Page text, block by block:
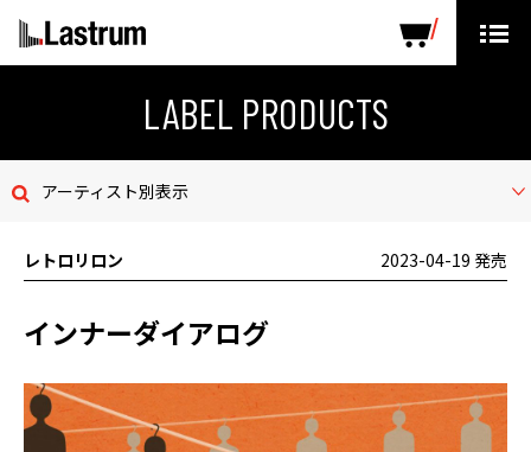
LABEL PRODUCTS
お問い合わせ
デモテープ
プライバシーポリシー
LABEL PRODUCTS
アーティスト別表示
レトロリロン 2023-04-19 発売
インナーダイアログ